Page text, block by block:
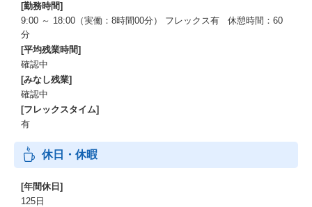
[勤務時間]
9:00 ～ 18:00（実働：8時間00分） フレックス有 休憩時間：60
分
[平均残業時間]
確認中
[みなし残業]
確認中
[フレックスタイム]
有
休日・休暇
[年間休日]
125日